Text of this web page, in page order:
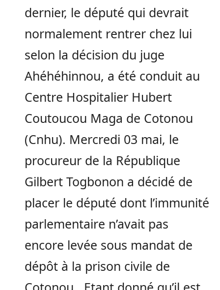
dernier, le député qui devrait
normalement rentrer chez lui
selon la décision du juge
Ahéhéhinnou, a été conduit au
Centre Hospitalier Hubert
Coutoucou Maga de Cotonou
(Cnhu). Mercredi 03 mai, le
procureur de la République
Gilbert Togbonon a décidé de
placer le député dont l’immunité
parlementaire n’avait pas
encore levée sous mandat de
dépôt à la prison civile de